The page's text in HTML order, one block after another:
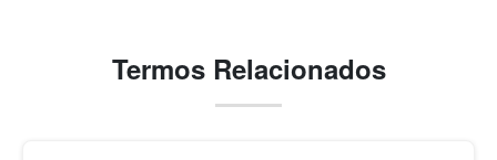
Termos Relacionados